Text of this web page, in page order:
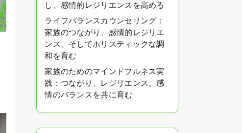
し、感情的レジリエンスを高める
ライフバランスカウンセリング：
家族のつながり、感情的レジリエ
ンス、そしてホリスティックな調
和を育む
家族のためのマインドフルネス実
践：つながり、レジリエンス、感
情のバランスを共に育む